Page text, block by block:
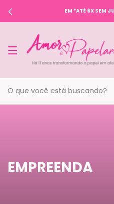
EM *ATÉ 6X SEM
EMPREENDA